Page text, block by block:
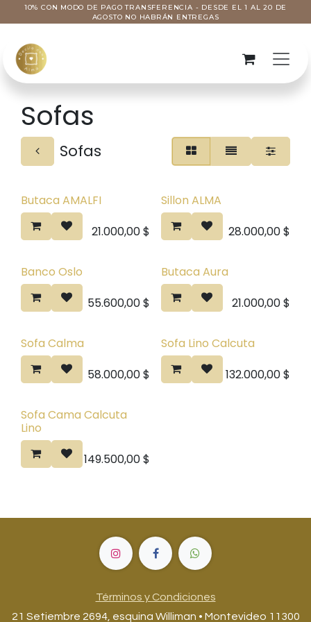
Ir al contenido
10% CON MODO DE PAGO TRANSFERENCIA - DESDE EL 1 AL 20 DE
AGOSTO NO HABRÁN ENTREGAS
Sofas
Sofas
Butaca AMALFI
21.000,00$ Pre venta
Sillon ALMA
28.000,00$
Banco Oslo
55.600,00$
Butaca Aura
21.000,00$
Sofa Calma
58.000,00$
Sofa Lino Calcuta
132.000,00$
Sofa Cama Calcuta
Lino
149.500,00$
Términos y Condiciones
21 Setiembre 2694, esquina Williman • Montevideo 11300